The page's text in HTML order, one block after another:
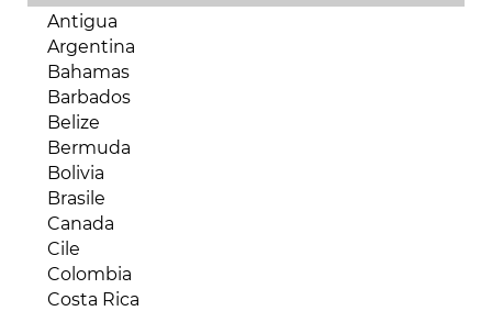
Benin
Burkina Faso
Burundi
Camerun
Capo Verde
Ciad
Comore
Costa d'Avorio
Egitto
Eritrea
Etiopia
Gabon
Antigua
Argentina
Bahamas
Barbados
Belize
Bermuda
Bolivia
Brasile
Canada
Cile
Colombia
Costa Rica